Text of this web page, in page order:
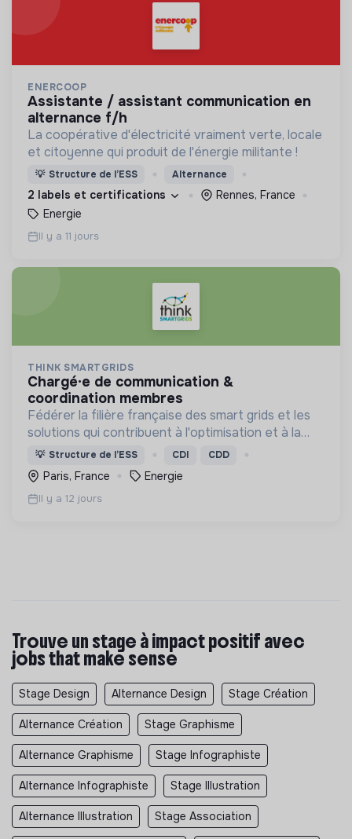
ENERCOOP
assistante / assistant communication en
alternance f/h
La coopérative d'électricité vraiment verte, locale
et citoyenne qui produit de l'énergie militante !
💡 Structure de l’ESS Alternance
2 labels et certifications
Rennes, France
Energie
Il y a 11 jours
THINK SMARTGRIDS
chargé·e de communication &
coordination membres
Fédérer la filière française des smart grids et les
solutions qui contribuent à l'optimisation et à la
sécurité d’approvisionnement du système
électrique, pour le bénéfice des consommateurs.
💡 Structure de l’ESS CDI CDD
Paris, France Energie
Il y a 12 jours
Trouve un stage à impact positif avec
jobs that make sense
Stage Design Alternance Design Stage Création
Alternance Création Stage Graphisme
Alternance Graphisme Stage Infographiste
Alternance Infographiste Stage Illustration
Alternance Illustration Stage Association